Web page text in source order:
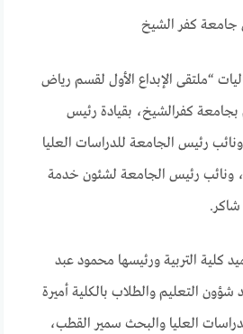
جامعة كفر الشيخ
“ملتقى الإبداع الأول لقسم رياض
بجامعة كفرالشيخ، بقيادة رئيس
رئيس الجامعة للدراسات العليا
ونائب رئيس الجامعة لشئون خدمة
شاكر.
كلية التربية ورئيسها محمود عبد
شؤون التعليم والطلاب بالكلية أميرة
العليا والبحث سمير القطب،